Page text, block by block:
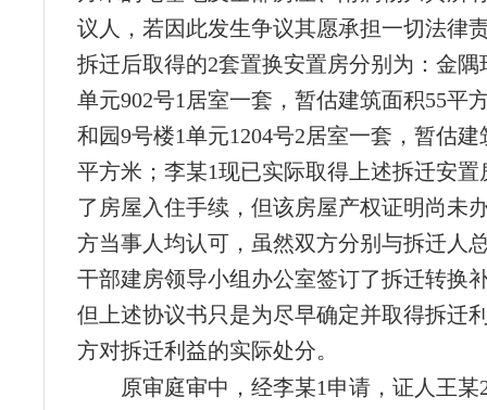
议人，若因此发生争议其愿承担一切法律
拆迁后取得的2套置换安置房分别为：金隅
单元902号1居室一套，暂估建筑面积55平
和园9号楼1单元1204号2居室一套，暂估建
平方米；李某1现已实际取得上述拆迁安置
了房屋入住手续，但该房屋产权证明尚未
方当事人均认可，虽然双方分别与拆迁人
干部建房领导小组办公室签订了拆迁转换
但上述协议书只是为尽早确定并取得拆迁
方对拆迁利益的实际处分。
原审庭审中，经李某1申请，证人王某